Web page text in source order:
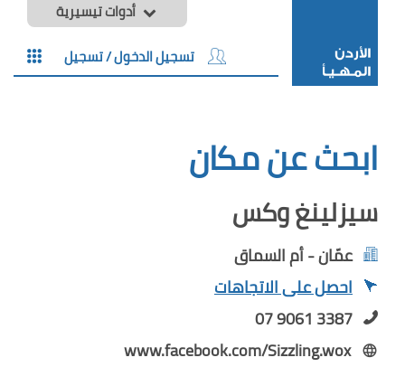
أدوات تيسيرية
تسجيل الدخول / تسجيل
ابحث عن مكان
سيزلينغ وكس
عمّان - أم السماق
احصل على الاتجاهات
07 9061 3387
www.facebook.com/Sizzling.wox